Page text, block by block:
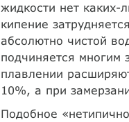
жидкости нет каких-
кипение
абсолютно чистой
подчиняется
плавлении
10%, а при
Подобное